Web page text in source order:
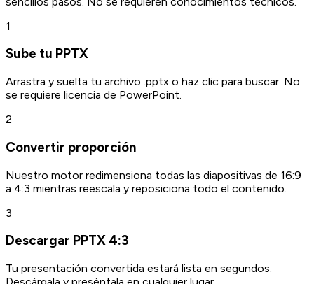
1
Sube tu PPTX
Arrastra y suelta tu archivo .pptx o haz clic para buscar. No
se requiere licencia de PowerPoint.
2
Convertir proporción
Nuestro motor redimensiona todas las diapositivas de 16:9
a 4:3 mientras reescala y reposiciona todo el contenido.
3
Descargar PPTX 4:3
Tu presentación convertida estará lista en segundos.